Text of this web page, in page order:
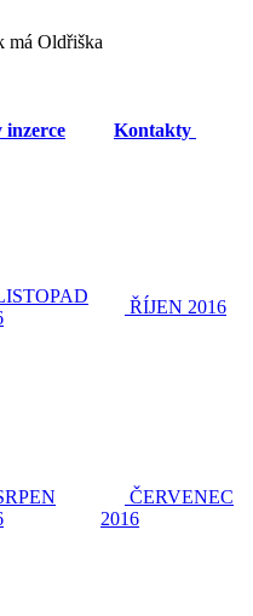
Oldřiška
inzerce
Kontakty
ŘÍJEN 2016
ČERVENEC
2016